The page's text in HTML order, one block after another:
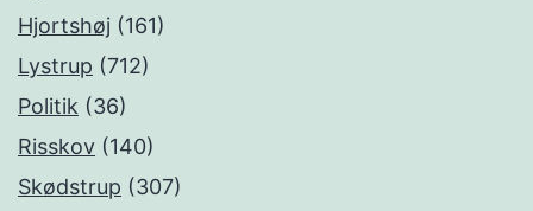
Hjortshøj (161)
Lystrup (712)
Politik (36)
Risskov (140)
Skødstrup (307)